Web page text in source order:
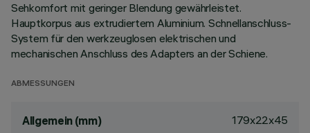
Sehkomfort mit geringer Blendung gewährleistet.
Hauptkorpus aus extrudiertem Aluminium. Schnellanschluss-
System für den werkzeuglosen elektrischen und
mechanischen Anschluss des Adapters an der Schiene.
ABMESSUNGEN
Allgemein (mm) 179x22x45